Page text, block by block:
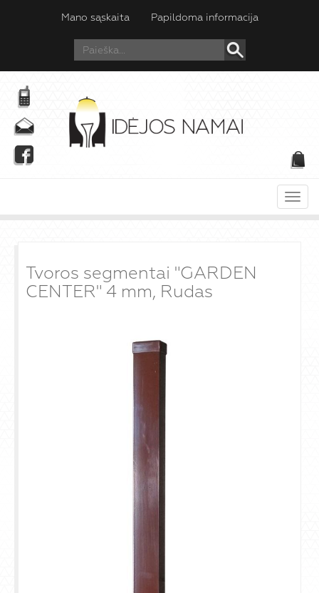
Mano sąskaita Papildoma informacija
Tvoros segmentai "GARDEN
CENTER" 4 mm, Rudas